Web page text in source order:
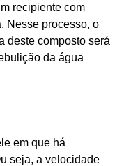
recipiente com
Nesse processo, o
deste composto será
da água
em que há
seja, a velocidade